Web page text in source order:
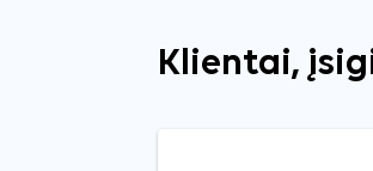
Klientai,